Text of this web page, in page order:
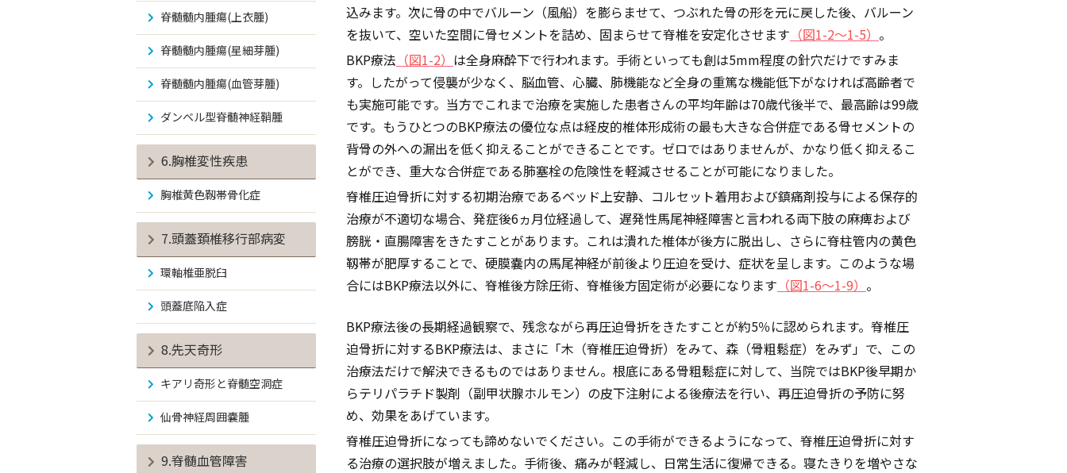
脊髄髄内腫瘍(上衣腫)
脊髄髄内腫瘍(星細芽腫)
脊髄髄内腫瘍(血管芽腫)
ダンベル型脊髄神経鞘腫
6.胸椎変性疾患
胸椎黄色靱帯骨化症
7.頭蓋頚椎移行部病変
環軸椎亜脱臼
頭蓋底陥入症
8.先天奇形
キアリ奇形と脊髄空洞症
仙骨神経周囲嚢腫
9.脊髄血管障害
込みます。次に骨の中でバルーン（風船）を膨らませて、つぶれた骨の形を元に戻した後、バルーン
を抜いて、空いた空間に骨セメントを詰め、固まらせて脊椎を安定化させます （図1-2～1-5） 。
BKP療法 （図1-2） は全身麻酔下で行われます。手術といっても創は5mm程度の針穴だけですみま
す。したがって侵襲が少なく、脳血管、心臓、肺機能など全身の重篤な機能低下がなければ高齢者で
も実施可能です。当方でこれまで治療を実施した患者さんの平均年齢は70歳代後半で、最高齢は99歳
です。もうひとつのBKP療法の優位な点は経皮的椎体形成術の最も大きな合併症である骨セメントの
背骨の外への漏出を低く抑えることができることです。ゼロではありませんが、かなり低く抑えるこ
とができ、重大な合併症である肺塞栓の危険性を軽減させることが可能になりました。
脊椎圧迫骨折に対する初期治療であるベッド上安静、コルセット着用および鎮痛剤投与による保存的
治療が不適切な場合、発症後6ヵ月位経過して、遅発性馬尾神経障害と言われる両下肢の麻痺および
膀胱・直腸障害をきたすことがあります。これは潰れた椎体が後方に脱出し、さらに脊柱管内の黄色
靱帯が肥厚することで、硬膜嚢内の馬尾神経が前後より圧迫を受け、症状を呈します。このような場
合にはBKP療法以外に、脊椎後方除圧術、脊椎後方固定術が必要になります （図1-6～1-9） 。
BKP療法後の長期経過観察で、残念ながら再圧迫骨折をきたすことが約5％に認められます。脊椎圧
迫骨折に対するBKP療法は、まさに「木（脊椎圧迫骨折）をみて、森（骨粗鬆症）をみず」で、この
治療法だけで解決できるものではありません。根底にある骨粗鬆症に対して、当院ではBKP後早期か
らテリパラチド製剤（副甲状腺ホルモン）の皮下注射による後療法を行い、再圧迫骨折の予防に努
め、効果をあげています。
脊椎圧迫骨折になっても諦めないでください。この手術ができるようになって、脊椎圧迫骨折に対す
る治療の選択肢が増えました。手術後、痛みが軽減し、日常生活に復帰できる。寝たきりを増やさな